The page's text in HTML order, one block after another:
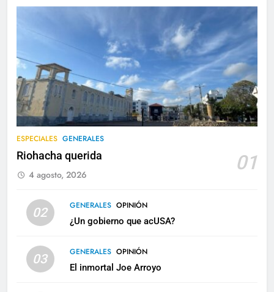
ESPECIALES GENERALES
Riohacha querida 01
4 agosto, 2026
02 GENERALES OPINIÓN
¿Un gobierno que acUSA?
03 GENERALES OPINIÓN
El inmortal Joe Arroyo